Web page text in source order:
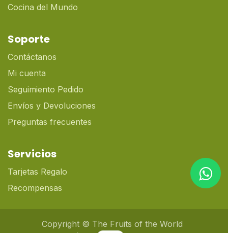
Cocina del Mundo
Soporte
Contáctanos
Mi cuenta
Seguimiento Pedido
Envíos y Devoluciones
Preguntas frecuentes
Servicios
Tarjetas Regalo
Recompensas
Copyright © The Fruits of the World